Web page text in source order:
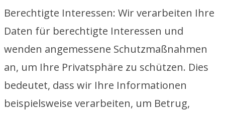
Berechtigte Interessen: Wir verarbeiten Ihre
Daten für berechtigte Interessen und
wenden angemessene Schutzmaßnahmen
an, um Ihre Privatsphäre zu schützen. Dies
bedeutet, dass wir Ihre Informationen
beispielsweise verarbeiten, um Betrug,